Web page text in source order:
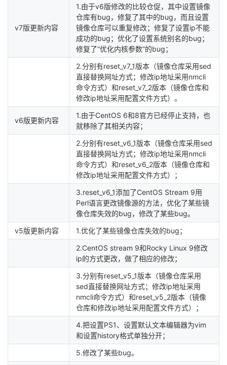
v7版更新内容
1.由于v6版修改的比较仓促，其中设置镜像
仓库有bug，修复了其中的bug，而且设置
镜像仓库可以重复修改；修复了设置ip不能
成功的bug；优化了设置系统别名的bug；
修复了“优化内核参数”的bug；
2.分别有reset_v7_1版本（镜像仓库采用sed
直接替换网址方式；修改ip地址采用nmcli
命令方式）和reset_v7_2版本（镜像仓库和
修改ip地址采用配置文件方式）。
v6版更新内容
1.由于CentOS 6和8官方已经停止支持，也
就移除了其相关内容；
2.分别有reset_v6_1版本（镜像仓库采用sed
直接替换网址方式；修改ip地址采用nmcli
命令方式）和reset_v6_2版本（镜像仓库和
修改ip地址采用配置文件方式）；
3.reset_v6_1添加了CentOS Stream 9用
Perl语言更改镜像源的方法，优化了某些镜
像仓库失效的bug，修改了某些bug。
v5版更新内容
1.优化了某些镜像仓库失效的bug；
2.CentOS stream 9和Rocky Linux 9修改
ip的方式更改，做了相应的修改；
3.分别有reset_v5_1版本（镜像仓库采用
sed直接替换网址方式；修改ip地址采用
nmcli命令方式）和reset_v5_2版本（镜像
仓库和修改ip地址采用配置文件方式）；
4.把设置PS1、设置默认文本编辑器为vim
和设置history格式单独分开；
5.修改了某些bug。